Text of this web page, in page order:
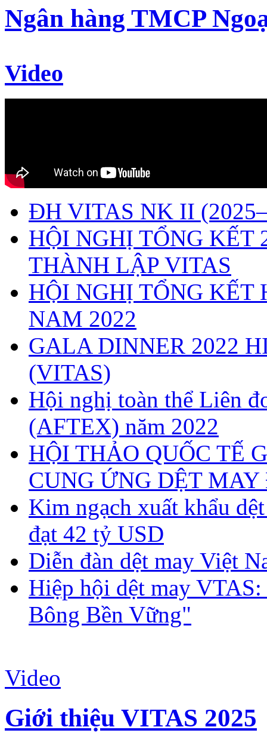
Ngân hàng TMCP
Video
ĐH VITAS NK II
HỘI NGHỊ TỔNG
THÀNH LẬP VITAS
HỘI NGHỊ TỔNG KẾT
NAM 2022
GALA DINNER 2022
(VITAS)
Hội nghị toàn thể Liên
(AFTEX) năm 2022
HỘI THẢO QUỐC TẾ
CUNG ỨNG DỆT
Kim ngạch xuất khẩu
đạt 42 tỷ USD
Diễn đàn dệt may Việt
Hiệp hội dệt may
Bông Bền Vững"
Video
Giới thiệu VITAS 2025